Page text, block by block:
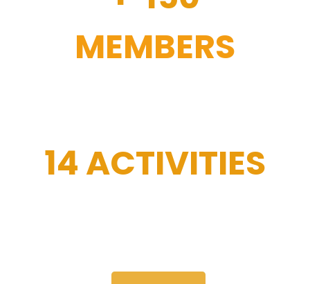
MEMBERS
14 ACTIVITIES